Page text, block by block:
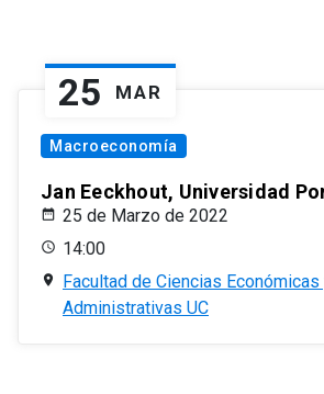
25 MAR
Macroeconomía
Jan Eeckhout, Universidad
25 de Marzo de 2022
14:00
Facultad de Ciencias Económicas
Administrativas UC